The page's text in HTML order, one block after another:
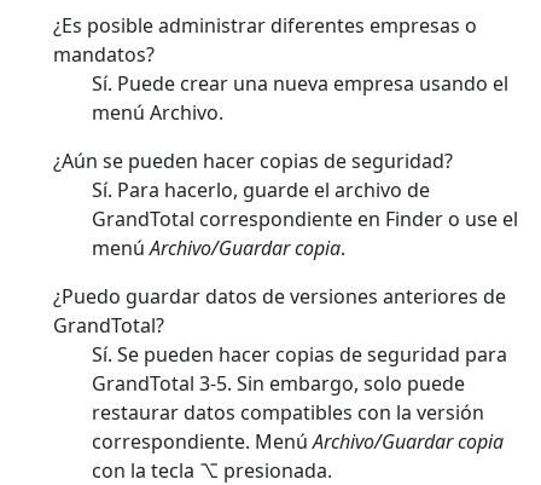
¿Es posible administrar diferentes empresas o
mandatos?
Sí. Puede crear una nueva empresa usando el
menú Archivo.
¿Aún se pueden hacer copias de seguridad?
Sí. Para hacerlo, guarde el archivo de
GrandTotal correspondiente en Finder o use el
menúArchivo/Guardar copia.
¿Puedo guardar datos de versiones anteriores de
GrandTotal?
Sí. Se pueden hacer copias de seguridad para
GrandTotal 3-5. Sin embargo, solo puede
restaurar datos compatibles con la versión
correspondiente. MenúArchivo/Guardar copia
con la tecla ⌥ presionada.